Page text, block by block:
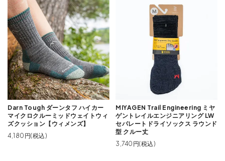
Darn Tough ダーンタフ ハイカー
マイクロクルーミッドウェイトウィ
ズクッション【ウィメンズ】
4,180円(税込)
MIYAGEN Trail Engineering ミヤ
ゲントレイルエンジニアリング LW
セパレートドライソックス ラウンド
型 クルー丈
3,740円(税込)